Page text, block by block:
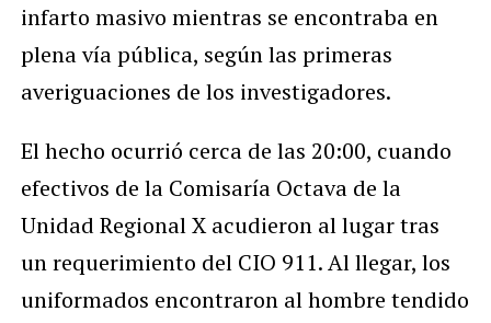
infarto masivo mientras se encontraba en
plena vía pública, según las primeras
averiguaciones de los investigadores.
El hecho ocurrió cerca de las 20:00, cuando
efectivos de la Comisaría Octava de la
Unidad Regional X acudieron al lugar tras
un requerimiento del CIO 911. Al llegar, los
uniformados encontraron al hombre tendido